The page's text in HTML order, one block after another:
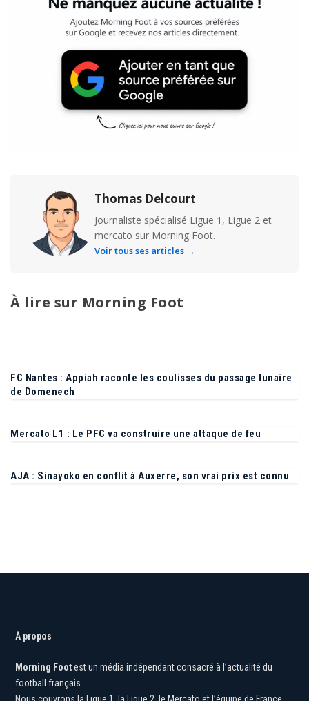
Thomas Delcourt
Journaliste spécialisé Ligue 1, Ligue 2 et
mercato sur Morning Foot.
Voir tous ses articles →
À lire sur Morning Foot
FC Nantes : Appiah raconte les coulisses du passage lunaire
Mercato L1 : Le PFC va construire une attaque de feu
AJA : Sinayoko en conflit à Auxerre, son vrai prix est connu
À propos
Morning Foot
est un média indépendant consacré à l’actualité du
football français.